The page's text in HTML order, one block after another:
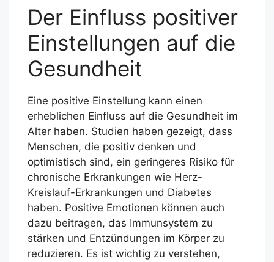
Der Einfluss positiver
Einstellungen auf die
Gesundheit
Eine positive Einstellung kann einen
erheblichen Einfluss auf die Gesundheit im
Alter haben. Studien haben gezeigt, dass
Menschen, die positiv denken und
optimistisch sind, ein geringeres Risiko für
chronische Erkrankungen wie Herz-
Kreislauf-Erkrankungen und Diabetes
haben. Positive Emotionen können auch
dazu beitragen, das Immunsystem zu
stärken und Entzündungen im Körper zu
reduzieren. Es ist wichtig zu verstehen,